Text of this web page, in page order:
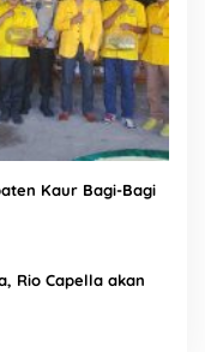
Kaur Bagi-Bagi
Rio Capella akan